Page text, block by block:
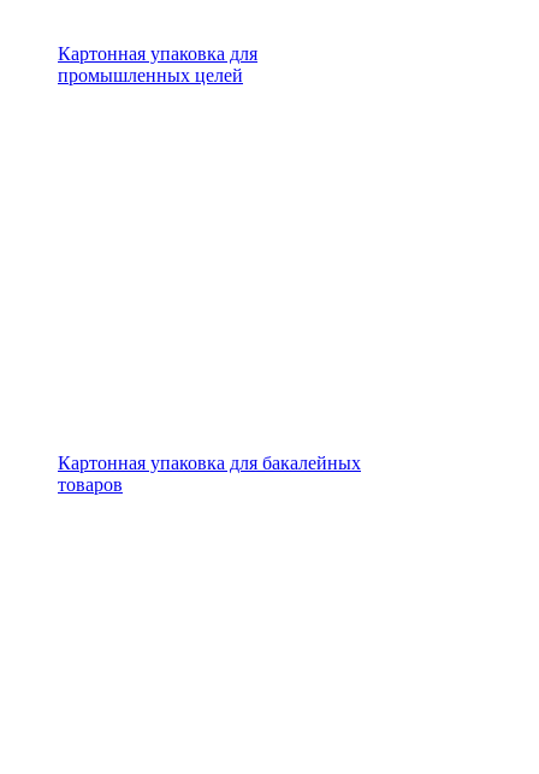
Картонная упаковка для
промышленных целей
Картонная упаковка для бакалейных
товаров